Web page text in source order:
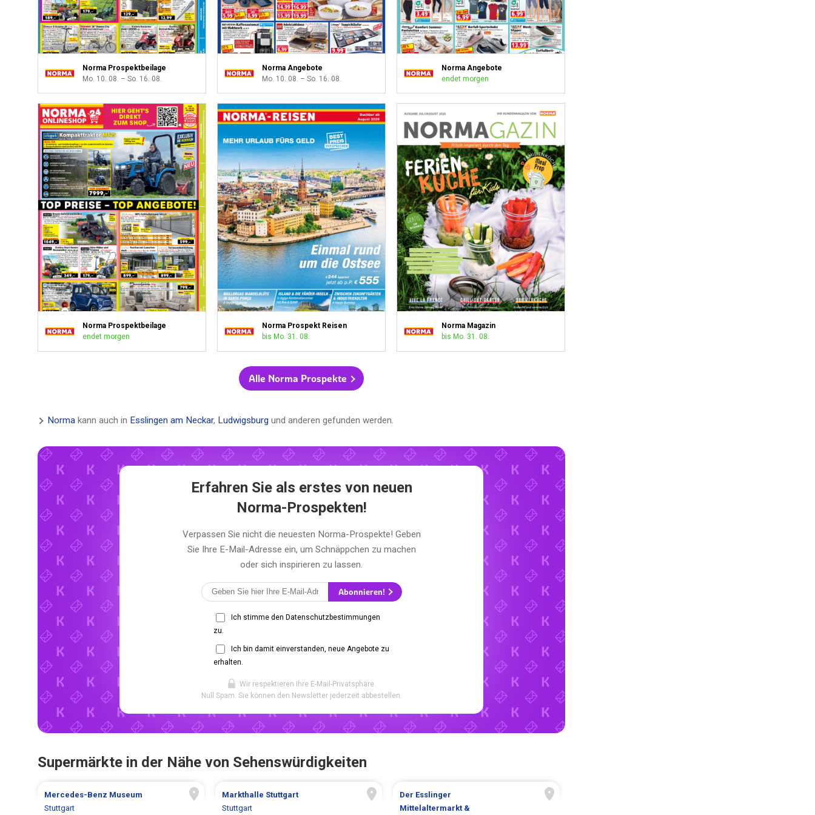
Norma Prospektbeilage
Mo. 10. 08. – So. 16. 08.
Norma Angebote
Mo. 10. 08. – So. 16. 08.
Norma Angebote
endet morgen
Norma Prospektbeilage
endet morgen
Norma Prospekt Reisen
bis Mo. 31. 08.
Norma Magazin
bis Mo. 31. 08.
Alle Norma Prospekte
Norma kann auch in Esslingen am Neckar, Ludwigsburg und anderen gefunden werden.
Erfahren Sie als erstes von neuen
Norma-Prospekten!
Verpassen Sie nicht die neuesten Norma-Prospekte! Geben
Sie Ihre E-Mail-Adresse ein, um Schnäppchen zu machen
oder sich inspirieren zu lassen.
Abonnieren!
Ich stimme den Datenschutzbestimmungen
zu.
Ich bin damit einverstanden, neue Angebote zu
erhalten.
Wir respektieren Ihre E-Mail-Privatsphäre.
Null Spam. Sie können den Newsletter jederzeit abbestellen.
Supermärkte in der Nähe von Sehenswürdigkeiten
Mercedes-Benz Museum
Stuttgart
Markthalle Stuttgart
Stuttgart
Der Esslinger
Mittelaltermarkt &